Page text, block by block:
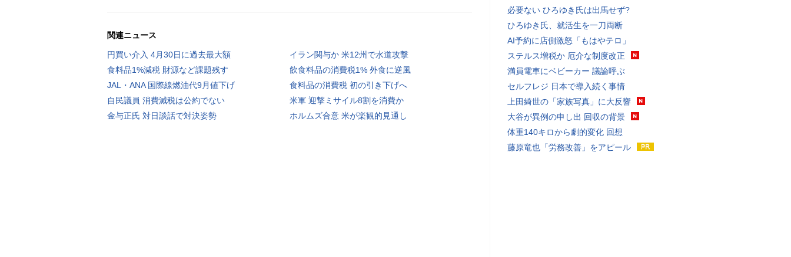
関連ニュース
円買い介入 4月30日に過去最大額
イラン関与か 米12州で水道攻撃
食料品1%減税 財源など課題残す
飲食料品の消費税1% 外食に逆風
JAL・ANA 国際線燃油代9月値下げ
食料品の消費税 初の引き下げへ
自民議員 消費減税は公約でない
米軍 迎撃ミサイル8割を消費か
金与正氏 対日談話で対決姿勢
ホルムズ合意 米が楽観的見通し
必要ない ひろゆき氏は出馬せず?
ひろゆき氏、就活生を一刀両断
AI予約に店側激怒「もはやテロ」
ステルス増税か 厄介な制度改正
満員電車にベビーカー 議論呼ぶ
セルフレジ 日本で導入続く事情
上田綺世の「家族写真」に大反響
大谷が異例の申し出 回収の背景
体重140キロから劇的変化 回想
藤原竜也「労務改善」をアピール